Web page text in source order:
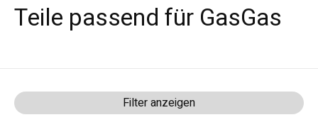
Teile passend für GasGas
Filter anzeigen